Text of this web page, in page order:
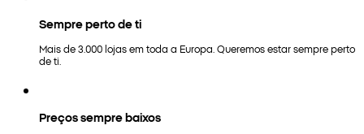
Sempre perto de ti
Mais de 3.000 lojas em toda a Europa. Queremos estar sempre perto
de ti.
Preços sempre baixos